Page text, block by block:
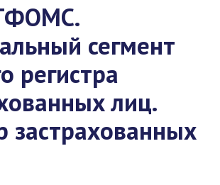
сегмент
регистра
лиц.
застрахованных